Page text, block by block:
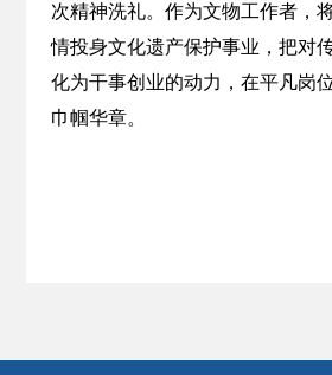
次精神洗礼。作为文物工作者，
情投身文化遗产保护事业，把对
化为干事创业的动力，在平凡岗
巾帼华章。